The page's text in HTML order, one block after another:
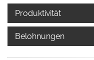
Produktivität
Belohnungen